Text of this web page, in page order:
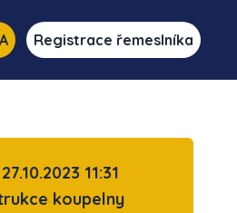
Registrace řemeslníka
27.10.2023 11:31
koupelny